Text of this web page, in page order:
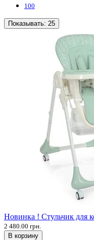
100
Показывать: 25
Новинка ! Стульчик для
2 480.00 грн.
В корзину